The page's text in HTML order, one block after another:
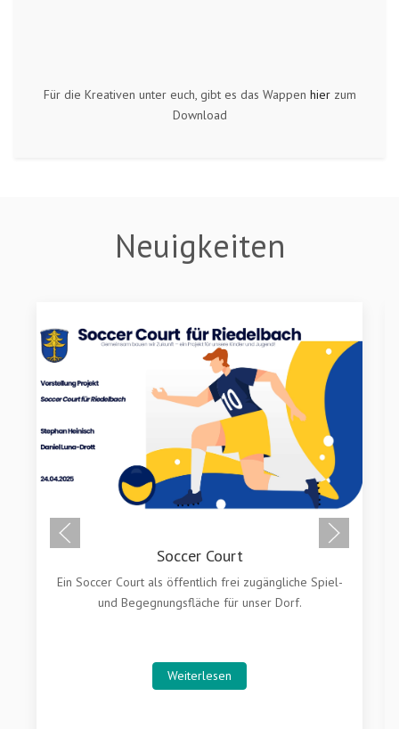
Für die Kreativen unter euch, gibt es das Wappen hierzum
Download
Neuigkeiten
Soccer Court
Ein Soccer Court als öffentlich frei zugängliche Spiel-
und Begegnungsfläche für unser Dorf.
Weiterlesen